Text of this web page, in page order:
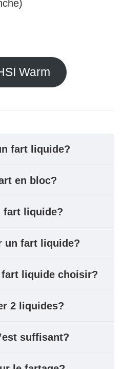
Warm
fart liquide?
en bloc?
fart liquide?
un fart liquide?
liquide choisir?
2 liquides?
suffisant?